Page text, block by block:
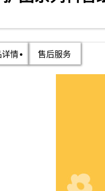
详情 售后服务